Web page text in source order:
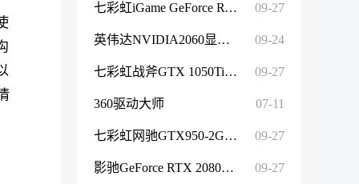
七彩虹iGame GeForce RTX 2060 Ultra显卡驱动程序下载 09-27
英伟达NVIDIA2060显卡驱动程序自动检测版下载 09-24
七彩虹战斧GTX 1050Ti-4GD5显卡驱动程序下载 09-27
360驱动大师 07-11
七彩虹网驰GTX950-2GD5显卡驱动程序下载 09-27
影驰GeForce RTX 2080Ti显卡驱动程序下载 09-27